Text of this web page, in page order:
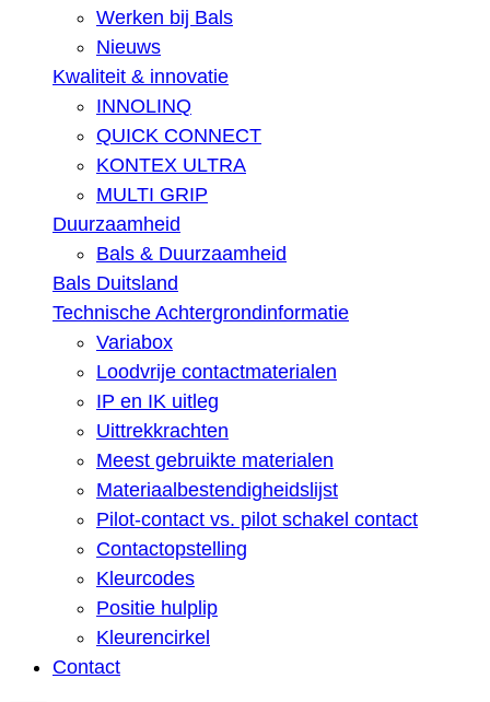
Werken bij Bals
Nieuws
Kwaliteit & innovatie
INNOLINQ
QUICK CONNECT
KONTEX ULTRA
MULTI GRIP
Duurzaamheid
Bals & Duurzaamheid
Bals Duitsland
Technische Achtergrondinformatie
Variabox
Loodvrije contactmaterialen
IP en IK uitleg
Uittrekkrachten
Meest gebruikte materialen
Materiaalbestendigheidslijst
Pilot-contact vs. pilot schakel contact
Contactopstelling
Kleurcodes
Positie hulplip
Kleurencirkel
Contact